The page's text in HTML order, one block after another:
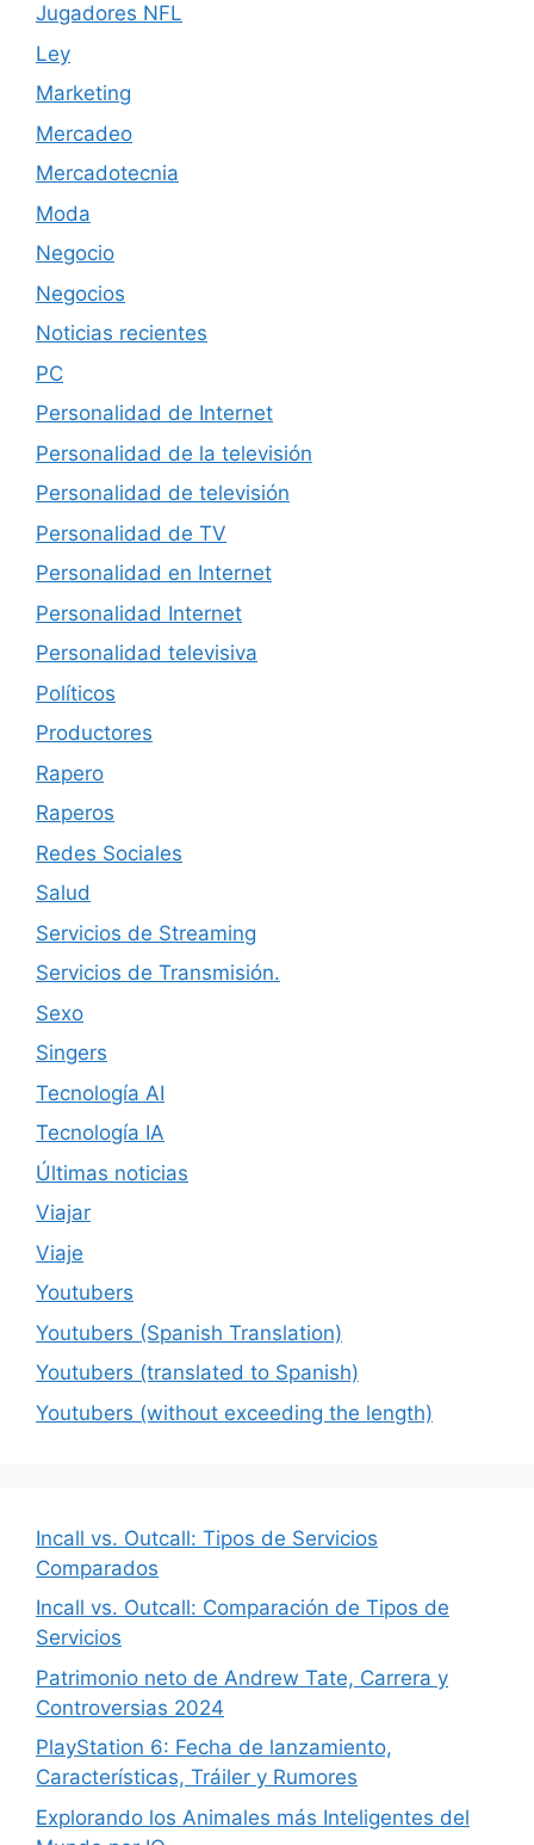
Jugadores NFL
Ley
Marketing
Mercadeo
Mercadotecnia
Moda
Negocio
Negocios
Noticias recientes
PC
Personalidad de Internet
Personalidad de la televisión
Personalidad de televisión
Personalidad de TV
Personalidad en Internet
Personalidad Internet
Personalidad televisiva
Políticos
Productores
Rapero
Raperos
Redes Sociales
Salud
Servicios de Streaming
Servicios de Transmisión.
Sexo
Singers
Tecnología AI
Tecnología IA
Últimas noticias
Viajar
Viaje
Youtubers
Youtubers (Spanish Translation)
Youtubers (translated to Spanish)
Youtubers (without exceeding the length)
Incall vs. Outcall: Tipos de Servicios
Comparados
Incall vs. Outcall: Comparación de Tipos de
Servicios
Patrimonio neto de Andrew Tate, Carrera y
Controversias 2024
PlayStation 6: Fecha de lanzamiento,
Características, Tráiler y Rumores
Explorando los Animales más Inteligentes del